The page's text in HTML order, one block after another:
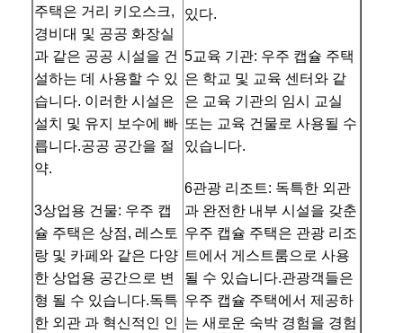
방음장치가 되는 사무실 포드
야외 오피스 팟
스팀 사우나실
홈 오피스 팟
얼음 욕조
얼음 목욕 기계 용품
전기 사우나 히터
사우나 용품
주택은 거리 키오스크,
경비대 및 공공 화장실
과 같은 공공 시설을 건
설하는 데 사용할 수 있
습니다. 이러한 시설은
설치 및 유지 보수에 빠
릅니다.공공 공간을 절
약.
3상업용 건물: 우주 캡
슐 주택은 상점, 레스토
랑 및 카페와 같은 다양
한 상업용 공간으로 변
형 될 수 있습니다.독특
한 외관 과 혁신적인 인
있다.
5교육 기관: 우주 캡슐 주택
은 학교 및 교육 센터와 같
은 교육 기관의 임시 교실
또는 교육 건물로 사용될 수
있습니다.
6관광 리조트: 독특한 외관
과 완전한 내부 시설을 갖춘
우주 캡슐 주택은 관광 리조
트에서 게스트룸으로 사용
될 수 있습니다.관광객들은
우주 캡슐 주택에서 제공하
는 새로운 숙박 경험을 경험